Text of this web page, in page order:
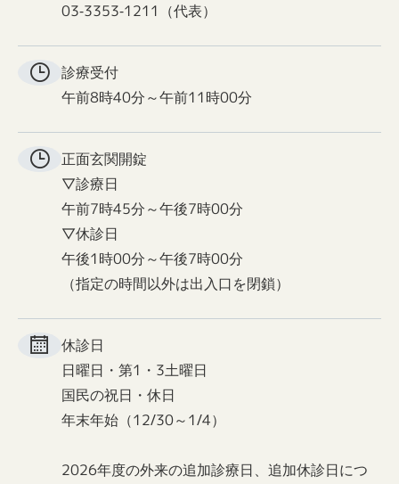
03-3353-1211（代表）
診療受付
午前8時40分～午前11時00分
正面玄関開錠
▽診療日
午前7時45分～午後7時00分
▽休診日
午後1時00分～午後7時00分
（指定の時間以外は出入口を閉鎖）
休診日
日曜日・第1・3土曜日
国民の祝日・休日
年末年始（12/30～1/4）
2026年度の外来の追加診療日、追加休診日につ